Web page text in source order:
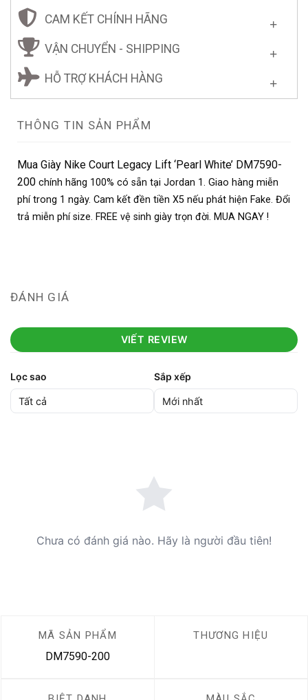
CAM KẾT CHÍNH HÃNG
VẬN CHUYỂN - SHIPPING
HỖ TRỢ KHÁCH HÀNG
THÔNG TIN SẢN PHẨM
Mua Giày Nike Court Legacy Lift ‘Pearl White’ DM7590-
200 chính hãng 100% có sẵn tại Jordan 1. Giao hàng miễn
phí trong 1 ngày. Cam kết đền tiền X5 nếu phát hiện Fake. Đổi
trả miễn phí size. FREE vệ sinh giày trọn đời. MUA NGAY !
ĐÁNH GIÁ
VIẾT REVIEW
Lọc sao Sắp xếp
Chưa có đánh giá nào. Hãy là người đầu tiên!
MÃ SẢN PHẨM
DM7590-200
THƯƠNG HIỆU